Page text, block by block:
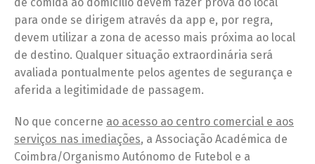
para onde se dirigem através da app e, por regra,
devem utilizar a zona de acesso mais próxima ao local
de destino. Qualquer situação extraordinária será
avaliada pontualmente pelos agentes de segurança e
aferida a legitimidade de passagem.
No que concerne ao acesso ao centro comercial e aos
serviços nas imediações, a Associação Académica de
Coimbra/Organismo Autónomo de Futebol e a